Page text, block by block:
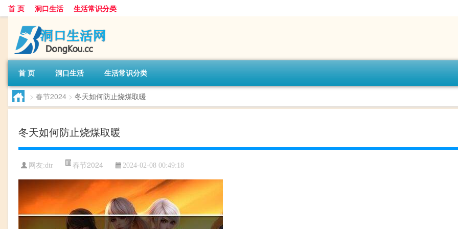
首 页 洞口生活 生活常识分类
首 页 洞口生活 生活常识分类
> 春节2024 > 冬天如何防止烧煤取暖
冬天如何防止烧煤取暖
网友:dtr 春节2024 2024-02-08 00:49:18